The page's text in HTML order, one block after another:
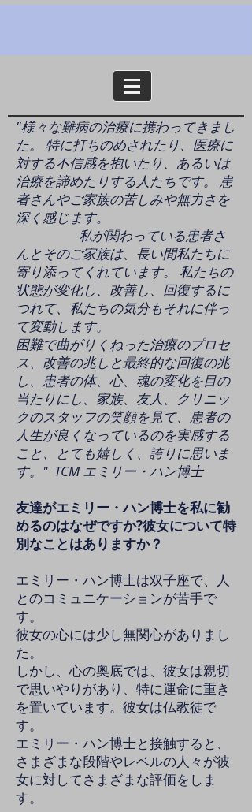
"​様々な難病の治療に携わってきまし
た。 特に打ちのめされたり、医療に
対する不信感を抱いたり、あるいは
治療を諦めたりする人たちです。 患
者さんやご家族の苦しみや無力さを
深く感じます。
私が関わっている患者さ
んとそのご家族は、長い間私たちに
寄り添ってくれています。 私たちの
状態が変化し、改善し、回復するに
つれて、私たちの気分もそれに伴っ
て変動します。
困難で曲がりくねった治療のプロセ
ス、改善の兆しと最終的な回復の兆
し、患者の体、心、魂の変化を目の
当たりにし、家族、友人、クリニッ
クのスタッフの笑顔を見て、患者の
人生が良くなっているのを実感する
こと、とても嬉しく、誇りに思いま
す。" TCM エミリー・ハン博士
友達がエミリー・ハン博士を私に勧
めるのはなぜですか?彼女について特
別なことはありますか？
エミリー・ハン博士は双子座で、人
とのコミュニケーションが苦手で
す。
彼女の心には少し無関心がありまし
た。
しかし、心の奥底では、彼女は親切
で思いやりがあり、特に運命に重き
を置いています。彼女は仏教徒で
す。
エミリー・ハン博士と接触すると、
さまざまな段階やレベルの人々が彼
女に対してさまざまな評価をしま
す。